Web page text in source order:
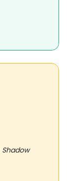
Shadow